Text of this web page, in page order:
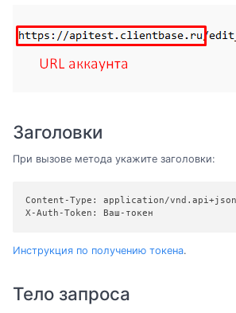
Заголовки
При вызове метода укажите заголовки:
Content-Type: application/
X-Auth-Token: Ваш-токен
Инструкция по получению токена.
Тело запроса